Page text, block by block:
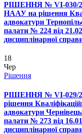
РІШЕННЯ № VІ-030/
НААУ на рішення
адвокатури
палати № 224 від
дисциплінарної
18
Чер
Рішення
РІШЕННЯ № VІ-029/
рішення
адвокатури
палати № 273 від
дисциплінарної